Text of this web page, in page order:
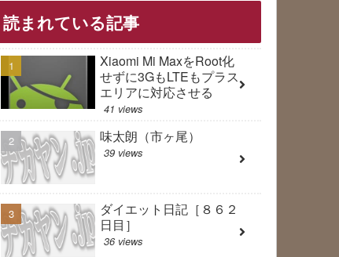
読まれている記事
Xiaomi Mi MaxをRoot化
せずに3GもLTEもプラス
エリアに対応させる
41 views
味太朗（市ヶ尾）
39 views
ダイエット日記［８６２
日目］
36 views